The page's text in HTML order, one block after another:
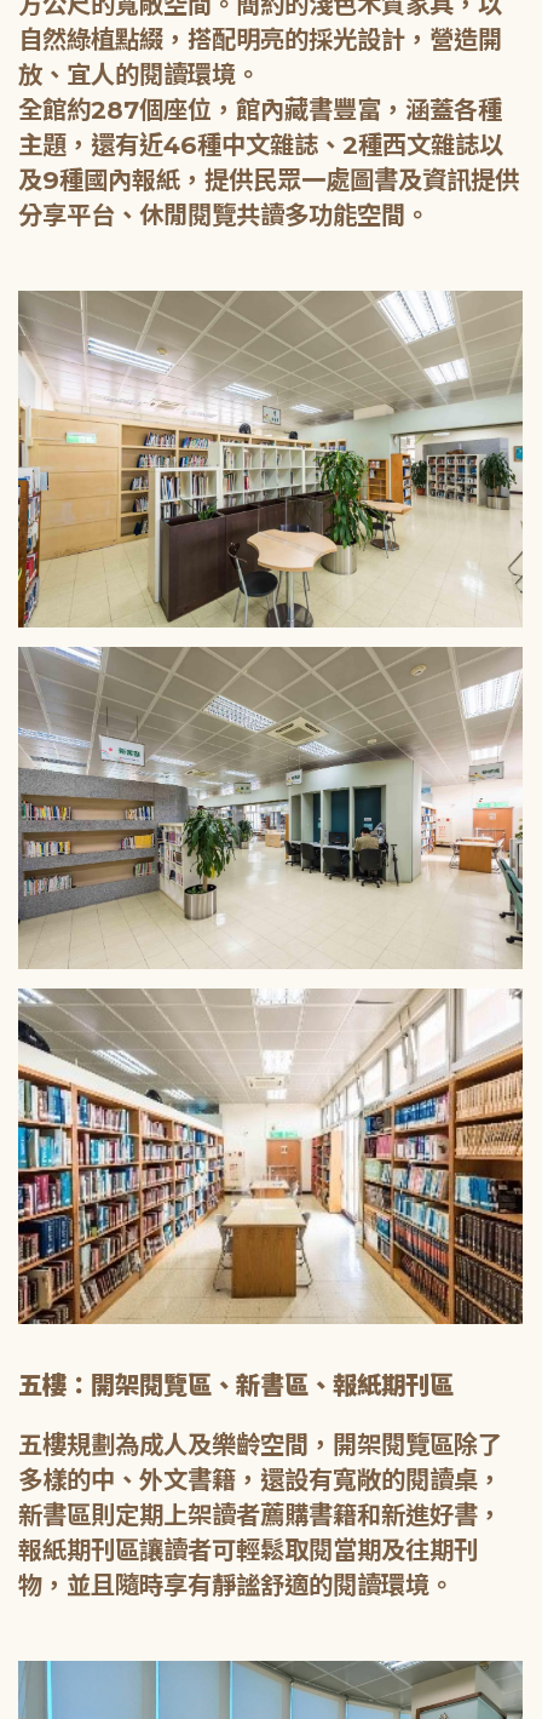
自然綠植點綴，搭配明亮的採光設計，營造開
放、宜人的閱讀環境。
全館約287個座位，館內藏書豐富，涵蓋各種
主題，還有近46種中文雜誌、2種西文雜誌以
及9種國內報紙，提供民眾一處圖書及資訊提供
五樓：開架閱覽區、新書區、報紙期刊區
五樓規劃為成人及樂齡空間，開架閱覽區除了
多樣的中、外文書籍，還設有寬敞的閱讀桌，
新書區則定期上架讀者薦購書籍和新進好書，
報紙期刊區讓讀者可輕鬆取閱當期及往期刊
物，並且隨時享有靜謐舒適的閱讀環境。